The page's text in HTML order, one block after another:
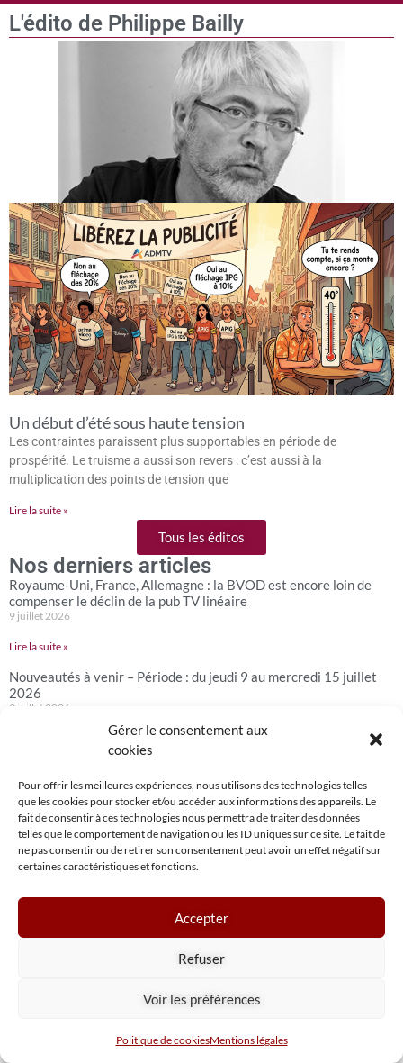
Gérer le consentement aux
cookies
Pour offrir les meilleures expériences, nous utilisons des technologies telles
que les cookies pour stocker et/ou accéder aux informations des appareils. Le
fait de consentir à ces technologies nous permettra de traiter des données
telles que le comportement de navigation ou les ID uniques sur ce site. Le fait de
ne pas consentir ou de retirer son consentement peut avoir un effet négatif sur
certaines caractéristiques et fonctions.
Accepter
Refuser
Voir les préférences
Politique de cookiesMentions légales
L'édito de Philippe Bailly
Un début d’été sous haute tension
Les contraintes paraissent plus supportables en période de
prospérité. Le truisme a aussi son revers : c’est aussi à la
multiplication des points de tension que
Lire la suite »
Tous les éditos
Nos derniers articles
Royaume-Uni, France, Allemagne : la BVOD est encore loin de
compenser le déclin de la pub TV linéaire
9 juillet 2026
Lire la suite »
Nouveautés à venir – Période : du jeudi 9 au mercredi 15 juillet
2026
9 juillet 2026
les chaînes de la TNT, et une baisse qui confirme son
ralentissement
9 juillet 2026
Lire la suite »
[INSIGHT NPA] FAST T2 2026 : 400 chaînes francophones,
Lire la suite »
Le décret imposant aux SMAD par abonnement des